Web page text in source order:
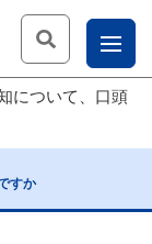
じょ
について、口頭
すか